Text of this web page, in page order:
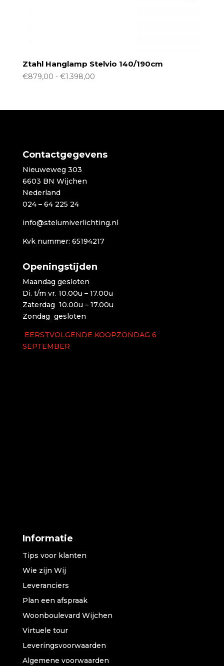
Ztahl Hanglamp Stelvio 140/190cm
€879,00 - €1.398,00Prijsklasse:
€1.398,00
Contactgegevens
Nieuweweg 303
6603 BN Wijchen
Nederland
024 – 64 225 24
info@stelumiverlichting.nl
Kvk nummer: 65194217
Openingstijden
Maandag gesloten
Di. t/m vr. 10.00u – 17.00u
Zaterdag 10.00u – 17.00u
Zondag gesloten
EERSTVOLGENDE KOOPZONDAG 6
SEPTEMBER
Informatie
Tips voor klanten
Wie zijn Wij
Leveranciers
Plan een afspraak
Woonboulevard Wijchen
Virtuele tour
Leveringsvoorwaarden
Algemene voorwaarden